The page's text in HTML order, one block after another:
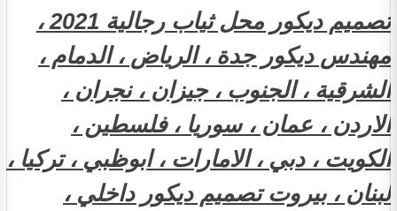
تصميم ديكور محل ثياب رجالية 2021 ،
مهندس ديكور جدة ، الرياض ، الدمام ،
الشرقية ، الجنوب ، جيزان ، نجران ،
الاردن ، عمان ، سوريا ، فلسطين ،
الكويت ، دبي ، الامارات ، ابوظبي ، تركيا ،
لبنان ، بيروت تصميم ديكور داخلي ،